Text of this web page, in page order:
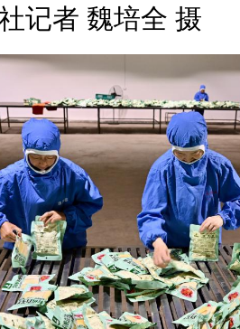
记者 魏培全 摄